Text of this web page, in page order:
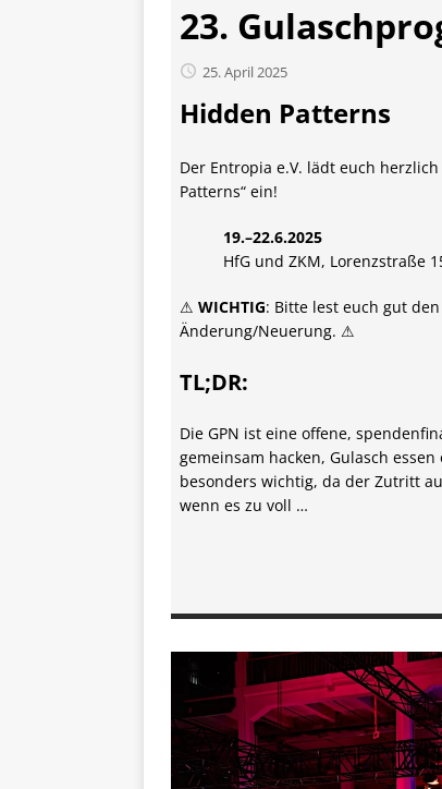
23.
25. April 2025
Hidden Patterns
Der Entropia e.V. lädt euch
Patterns“ ein!
19.–22.6.2025
HfG und ZKM, Lorenzstraße
⚠ WICHTIG: Bitte lest euch gut
Änderung/Neuerung. ⚠
TL;DR:
Die GPN ist eine offene,
gemeinsam hacken, Gulasch
besonders wichtig, da der Zutritt
wenn es zu voll …